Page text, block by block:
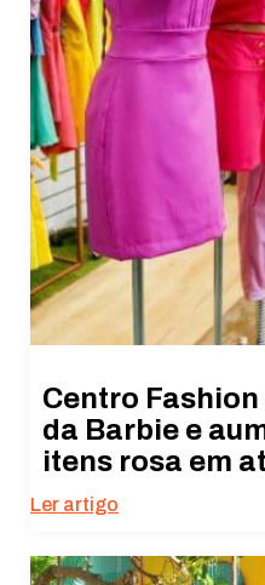
Centro
da Barbie e
itens rosa em
Ler artigo